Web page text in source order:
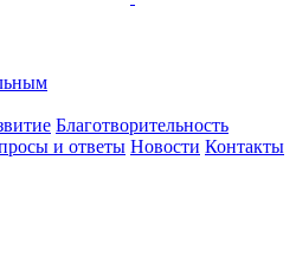
Благотворительность
и ответы Новости Контакты